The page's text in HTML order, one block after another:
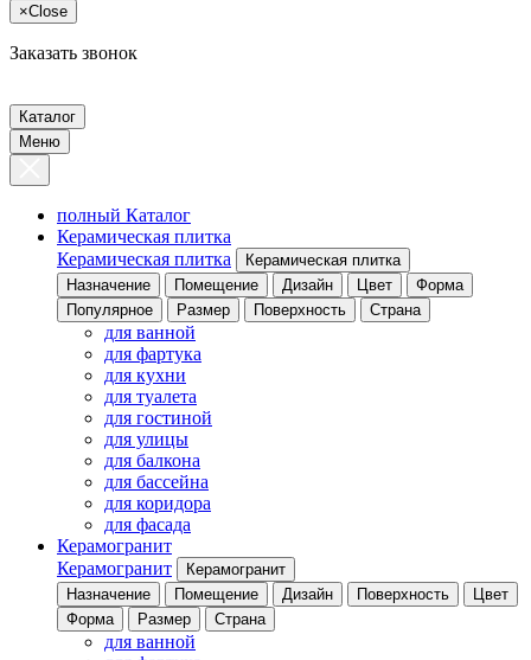
×Close
Заказать звонок
Каталог
Меню
полный Каталог
Керамическая плитка
Керамическая плитка
Керамическая плитка
Назначение
Помещение Дизайн Цвет
Форма
Популярное
Размер Поверхность Страна
для ванной
для фартука
для кухни
для туалета
для гостиной
для улицы
для балкона
для бассейна
для коридора
для фасада
Керамогранит
Керамогранит
Керамогранит
Назначение
Помещение Дизайн Поверхность
Цвет
Форма
Размер Страна
для ванной